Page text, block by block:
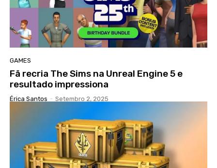
GAMES
Fã recria The Sims na Unreal Engine 5 e
resultado impressiona
Érica Santos - Setembro 2, 2025